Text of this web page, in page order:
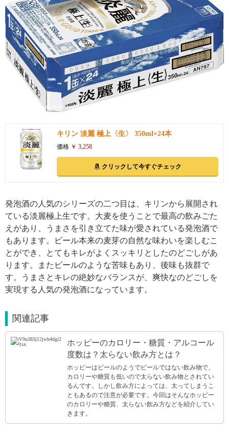
引用: https://images-na.ssl-images-amazon.com/images/I/814mFi4COeL._SL1500_.jpg
キリン 淡麗 極上〈生〉 350ml×24本
価格 ￥ 3,258
クリックして今すぐチェック
発泡酒の人気のシリーズの二つ目は、キリンから展開され
ている淡麗極上生です。大麦を使うことで最高の飲みごた
えがあり、うまさを引き立てた味が愛されている発泡酒で
もあります。ビール本来の麦芽の自然な味わいを楽しむこ
とができ、とてもキレがよくスッキリとしたのどごしがあ
ります。またビールのような苦味もあり、後味も抜群で
す。うまさとキレの絶妙なバランスが、爽快なのどごしを
実現する人気の発泡酒になっています。
関連記事
ホッピーのカロリー・糖質・アルコール
度数は？太らない飲み方とは？
ホッピーはビールのようでビールではない飲み物で、
カロリーや糖質も低いので太らない飲み物とされてい
るんです。しかし飲み方によっては、太ってしまうこ
ともあるので注意が必要です。今回はそんなホッピー
のカロリーや糖質、太らない飲み方などを紹介してい
きます。